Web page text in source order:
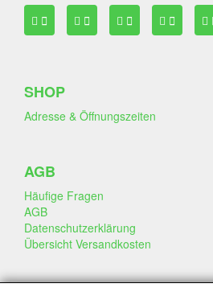
SHOP
Adresse & Öffnungszeiten
AGB
Häufige Fragen
AGB
Datenschutzerklärung
Übersicht Versandkosten